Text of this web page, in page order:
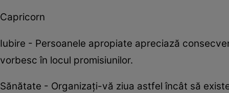
Capricorn
Iubire - Persoanele apropiate apreciază
vorbesc în locul promisiunilor.
Sănătate - Organizați-vă ziua astfel încât să